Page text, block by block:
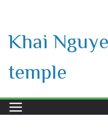
content
Khai
temple